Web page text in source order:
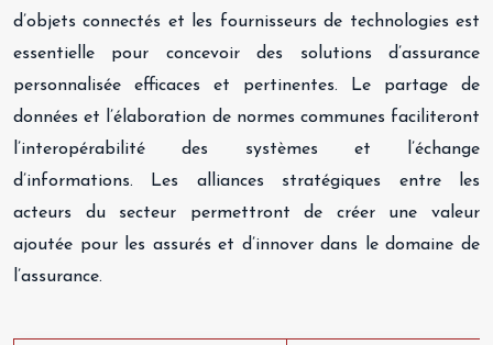
d’objets connectés et les fournisseurs de technologies est
essentielle pour concevoir des solutions d’assurance
personnalisée efficaces et pertinentes. Le partage de
données et l’élaboration de normes communes faciliteront
l’interopérabilité des systèmes et l’échange
d’informations. Les alliances stratégiques entre les
acteurs du secteur permettront de créer une valeur
ajoutée pour les assurés et d’innover dans le domaine de
l’assurance.